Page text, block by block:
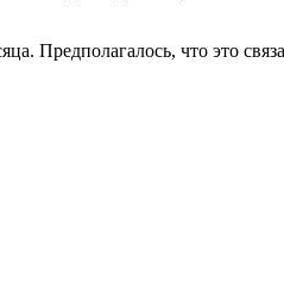
Предполагалось, что это